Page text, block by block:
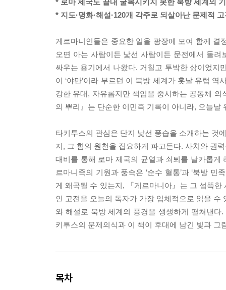
* 로마 제국도 끝내 굴복시키지 못한 북방 세계의
* 지도·명화·해설·120개 각주로 되살아난 문제적
게르마니인들은 중요한 일을 광장에 모여 함께
오면 아는 사람이든 낯선 사람이든 문전에서 돌
싸우는 용기에서 나왔다. 거칠고 투박한 삶이었지
이 ‘야만’이라 부르던 이 북방 세계가 훗날 유럽
강한 유대, 자유롭지만 책임을 중시하는 공동체
의 뿌리』는 단순한 이민족 기록이 아니라, 오늘
타키투스의 관심은 단지 낯선 풍습을 소개하는 것
지, 그 힘의 원천을 집요하게 파고든다. 사치와 권
대비를 통해 로마 제국의 균열과 쇠퇴를 날카롭
르마니족의 기원과 풍속은 ‘순수 혈통’과 ‘북방
게 왜곡될 수 있는지, 『게르마니아』는 그 섬뜩
인 고전을 오늘의 독자가 가장 입체적으로 읽을
와 해설로 북방 세계의 풍경을 생생하게 펼쳐낸
키투스의 문제의식과 이 책이 후대에 남긴 빛과 그
목차